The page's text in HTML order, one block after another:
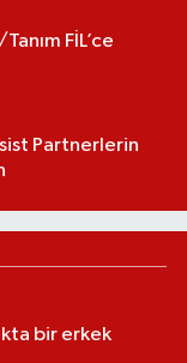
FİL’ce
Partnerlerin
bir erkek